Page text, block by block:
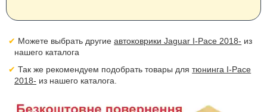
Можете выбрать другиеавтоковрики Jaguar I-Pace 2018- из
нашего каталога
Так же рекомендуем подобрать товары длятюнинга I-Pace
2018- из нашего каталога.